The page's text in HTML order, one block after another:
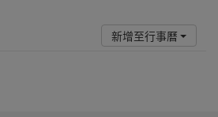
新增至行事曆